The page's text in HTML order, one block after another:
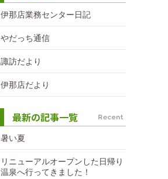
伊那店業務センター日記
やだっち通信
諏訪だより
伊那店だより
暑い夏
リニューアルオープンした日帰り
温泉へ行ってきました！